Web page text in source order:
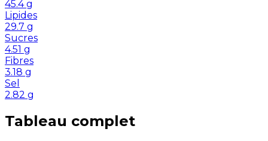
45.4 g
Lipides
29.7 g
Sucres
4.51 g
Fibres
3.18 g
Sel
2.82 g
Tableau complet